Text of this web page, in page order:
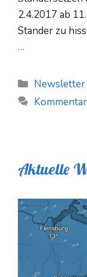
2.4.2017 ab
Stander zu
…
Kategorien
Newsletter
Aktuelle